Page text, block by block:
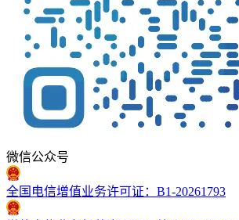
微信公众号
全国电信增值业务许可证：B1-20261793